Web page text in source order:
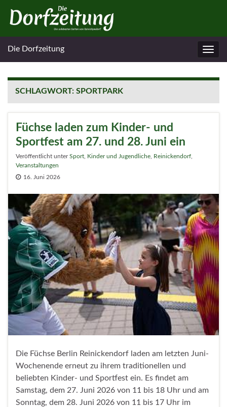
Die Dorfzeitung
SCHLAGWORT: SPORTPARK
Füchse laden zum Kinder- und
Sportfest am 27. und 28. Juni ein
Veröffentlicht unterSport Kinder und Jugendliche Reinickendorf
Veranstaltungen
16. Juni 2026
Die Füchse Berlin Reinickendorf laden am letzten Juni-
Wochenende erneut zu ihrem traditionellen und
beliebten Kinder- und Sportfest ein. Es findet am
Samstag, dem 27. Juni 2026 von 11 bis 18 Uhr und am
Sonntag, dem 28. Juni 2026 von 11 bis 17 Uhr im